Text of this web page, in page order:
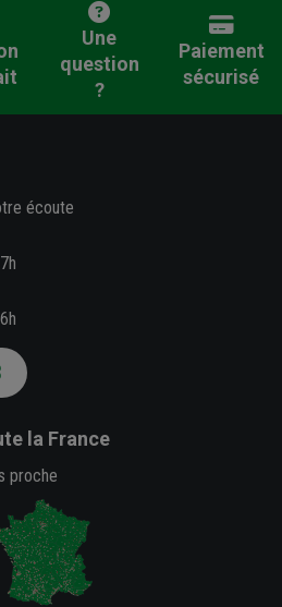
Une
question
?
Paiement
sécurisé
écoute
la France
proche